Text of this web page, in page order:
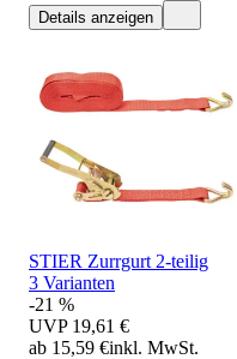
Details anzeigen
STIER Zurrgurt 2-teilig
3 Varianten
-21 %
UVP 19,61 €
ab 15,59 €inkl. MwSt.